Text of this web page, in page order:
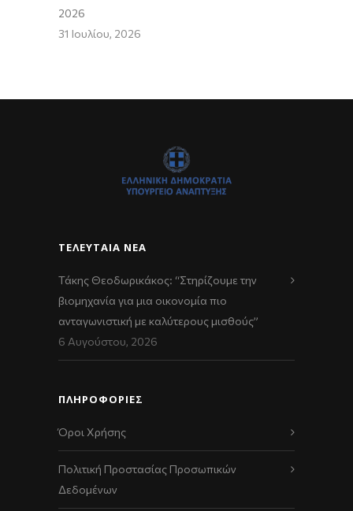
2026
31 Ιουλίου, 2026
ΤΕΛΕΥΤΑΊΑ ΝΈΑ
Τάκης Θεοδωρικάκος: “Στηρίζουμε την
βιομηχανία για μια οικονομία πιο
ανταγωνιστική με καλύτερους μισθούς”
6 Αυγούστου, 2026
ΠΛΗΡΟΦΟΡΙΕΣ
Όροι Χρήσης
Πολιτική Προστασίας Προσωπικών
Δεδομένων